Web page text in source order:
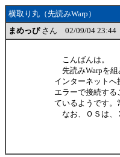
横取り丸（先読みWarp）
まめっぴさん 02/09/04 23:44
こんばんは。
先読みWarpを組
インターネット
エラーで接続す
ているようです。
なお、ＯＳは、